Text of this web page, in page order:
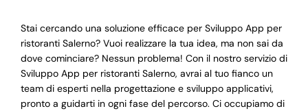
Stai cercando una soluzione efficace per Sviluppo App per
ristoranti Salerno? Vuoi realizzare la tua idea, ma non sai da
dove cominciare? Nessun problema! Con il nostro servizio di
Sviluppo App per ristoranti Salerno, avrai al tuo fianco un
team di esperti nella progettazione e sviluppo applicativi,
pronto a guidarti in ogni fase del percorso. Ci occupiamo di